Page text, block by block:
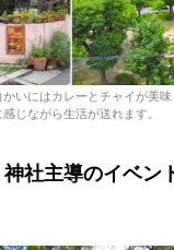
いにはカレーとチャイが美
じながら生活が送れます。
社主導のイベン